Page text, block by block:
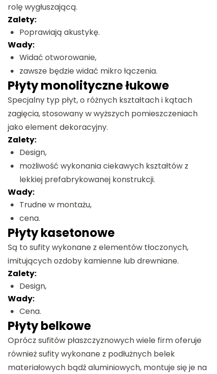
rolę wygłuszającą.
Zalety:
Poprawiają akustykę.
Wady:
Widać otworowanie,
zawsze będzie widać mikro łączenia.
Płyty monolityczne łukowe
Specjalny typ płyt, o różnych kształtach i kątach
zagięcia, stosowany w wyższych pomieszczeniach
jako element dekoracyjny.
Zalety:
Design,
możliwość wykonania ciekawych kształtów z
lekkiej prefabrykowanej konstrukcji.
Wady:
Trudne w montażu,
cena.
Płyty kasetonowe
Są to sufity wykonane z elementów tłoczonych,
imitujących ozdoby kamienne lub drewniane.
Zalety:
Design,
Wady:
Cena.
Płyty belkowe
Oprócz sufitów płaszczyznowych wiele firm oferuje
również sufity wykonane z podłużnych belek
materiałowych bądź aluminiowych, montuje się je na